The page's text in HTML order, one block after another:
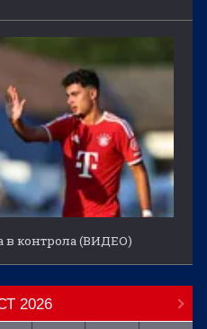
в контрола (ВИДЕО)
2026